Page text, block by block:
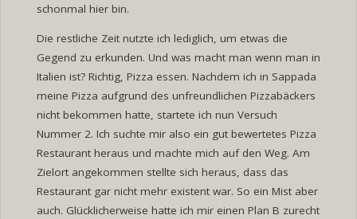
schonmal hier bin.
Die restliche Zeit nutzte ich lediglich, um etwas die
Gegend zu erkunden. Und was macht man wenn man in
Italien ist? Richtig, Pizza essen. Nachdem ich in Sappada
meine Pizza aufgrund des unfreundlichen Pizzabäckers
nicht bekommen hatte, startete ich nun Versuch
Nummer 2. Ich suchte mir also ein gut bewertetes Pizza
Restaurant heraus und machte mich auf den Weg. Am
Zielort angekommen stellte sich heraus, dass das
Restaurant gar nicht mehr existent war. So ein Mist aber
auch. Glücklicherweise hatte ich mir einen Plan B zurecht